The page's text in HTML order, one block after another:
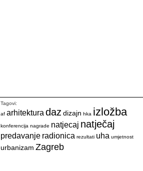
Tagovi:
af arhitektura daz dizajn hka izložba
konferencija nagrade natjecaj natječaj
predavanje radionica rezultati uha umjetnost
urbanizam Zagreb